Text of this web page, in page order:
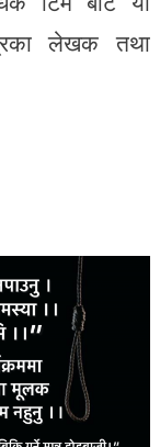
लेखक तथा